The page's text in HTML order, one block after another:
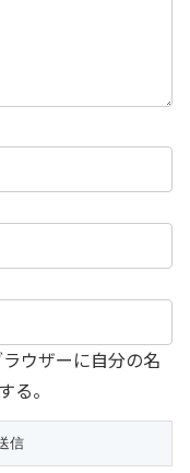
ウザーに自分の名
る。